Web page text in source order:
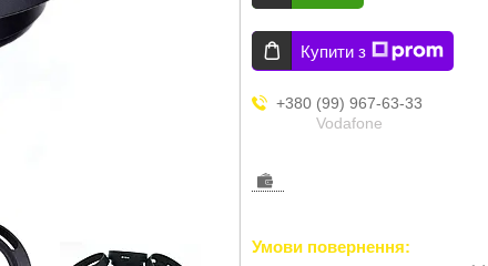
Купити з
+380 (99) 967-63-33
Vodafone